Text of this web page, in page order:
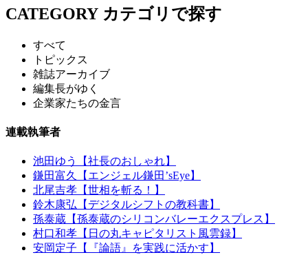
CATEGORY カテゴリで探す
すべて
トピックス
雑誌アーカイブ
編集長がゆく
企業家たちの金言
連載執筆者
池田ゆう【社長のおしゃれ】
鎌田富久【エンジェル鎌田’sEye】
北尾吉孝【世相を斬る！】
鈴木康弘【デジタルシフトの教科書】
孫泰蔵【孫泰蔵のシリコンバレーエクスプレス】
村口和孝【日の丸キャピタリスト風雲録】
安岡定子【『論語』を実践に活かす】